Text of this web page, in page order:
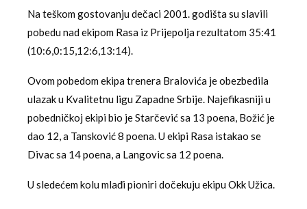
Na teškom gostovanju dečaci 2001. godišta su slavili
pobedu nad ekipom Rasa iz Prijepolja rezultatom 35:41
(10:6,0:15,12:6,13:14).
Ovom pobedom ekipa trenera Bralovića je obezbedila
ulazak u Kvalitetnu ligu Zapadne Srbije. Najefikasniji u
pobedničkoj ekipi bio je Starčević sa 13 poena, Božić je
dao 12, a Tansković 8 poena. U ekipi Rasa istakao se
Divac sa 14 poena, a Langovic sa 12 poena.
U sledećem kolu mlađi pioniri dočekuju ekipu Okk Užica.